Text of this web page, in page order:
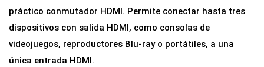
práctico conmutador HDMI. Permite conectar hasta tres
dispositivos con salida HDMI, como consolas de
videojuegos, reproductores Blu-ray o portátiles, a una
única entrada HDMI.